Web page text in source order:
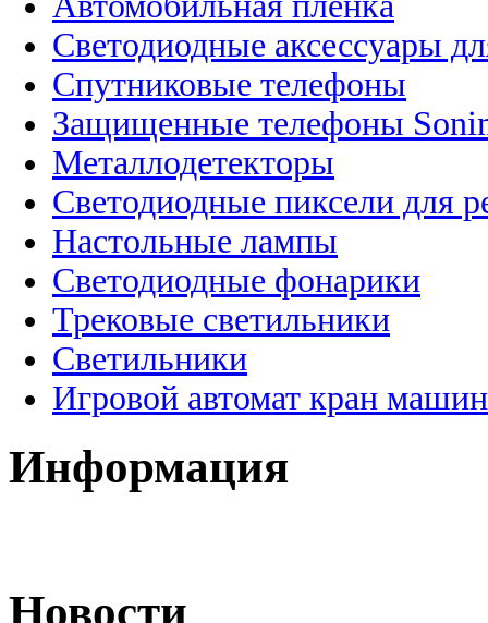
Светодиодные аксессуары
Спутниковые телефоны
Защищенные телефоны
Металлодетекторы
Светодиодные пиксели для
Настольные лампы
Светодиодные фонарики
Трековые светильники
Светильники
Игровой автомат кран
Информация
Новости